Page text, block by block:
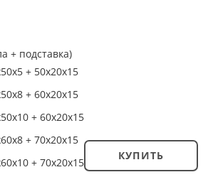
+ подставка)
+ 50х20х15
+ 60х20х15
+ 60х20х15
+ 70х20х15
+ 70х20х15Количество
КУПИТЬ